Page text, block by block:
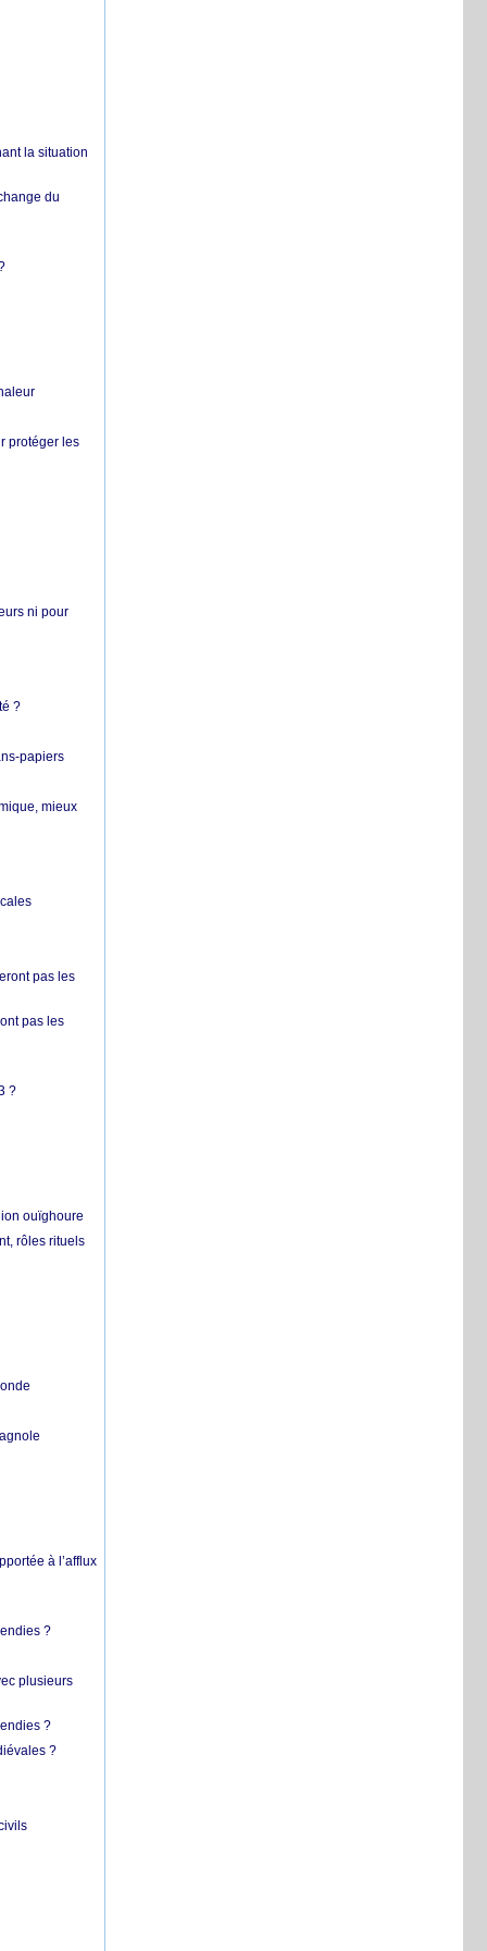
la situation
du
protéger les
ni pour
?
papiers
mieux
pas les
pas les
?
ouïghoure
rôles rituels
à l’afflux
?
plusieurs
?
?